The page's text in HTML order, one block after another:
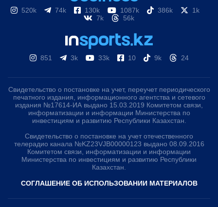
520k 74k 130k 1087k 386k
1k
7k
56k
851 3k 33k 10 9k 24
Свидетельство о постановке на учет, переучет периодического
печатного издания, информационного агентства и сетевого
издания №17614-ИА выдано 15.03.2019 Комитетом связи,
информатизации и информации Министерства по
инвестициям и развитию Республики Казахстан.
Свидетельство о постановке на учет отечественного
телерадио канала №KZ23VJB00000123 выдано 08.09.2016
Комитетом связи, информатизации и информации
Министерства по инвестициям и развитию Республики
Казахстан.
СОГЛАШЕНИЕ ОБ ИСПОЛЬЗОВАНИИ МАТЕРИАЛОВ